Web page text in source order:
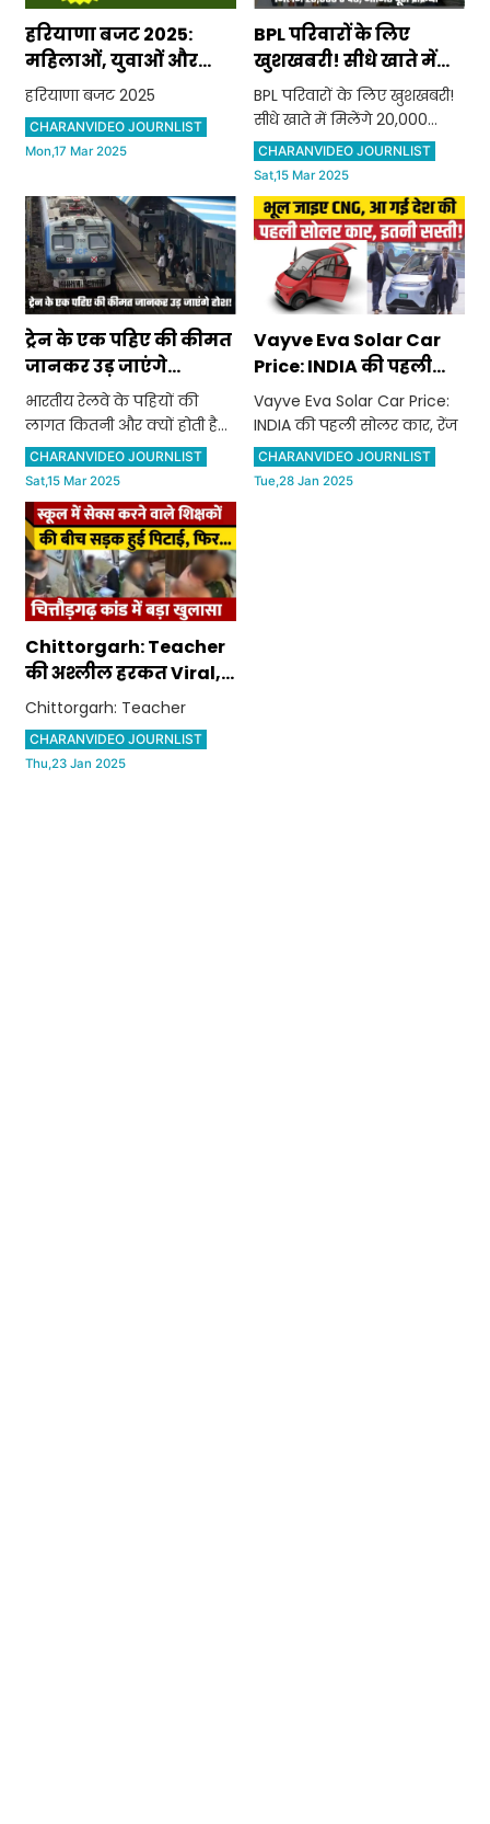
हरियाणा बजट 2025:
महिलाओं, युवाओं और
कर्मचारियों के लिए बड़े
ऐलान
हरियाणा बजट 2025
CHARANVIDEO JOURNLIST
Mon,17 Mar 2025
BPL परिवारों के लिए
खुशखबरी! सीधे खाते में
मिलेंगे 20,000 रुपए,
जानिए पूरी प्रक्रिया
BPL परिवारों के लिए खुशखबरी!
सीधे खाते में मिलेंगे 20,000
रुपए, जानिए पूरी प्रक्रिया
CHARANVIDEO JOURNLIST
Sat,15 Mar 2025
ट्रेन के एक पहिए की कीमत
जानकर उड़ जाएंगे
होश! भारतीय रेलवे के
पहियों की लागत कितनी
और क्यों होती है इतनी
ज्यादा?
भारतीय रेलवे के पहियों की
लागत कितनी और क्यों होती है
इतनी ज्यादा?
CHARANVIDEO JOURNLIST
Sat,15 Mar 2025
Vayve Eva Solar Car
Price: INDIA की पहली
सोलर कार, रेंज 250km;
50 पैसे में 1km | Auto
Expo 2025
Vayve Eva Solar Car Price:
INDIA की पहली सोलर कार, रेंज
CHARANVIDEO JOURNLIST
Tue,28 Jan 2025
Chittorgarh: Teacher
की अश्लील हरकत Viral,
पद से हुए बर्खास्त,
Rajasthan Police ने
किए बड़े खुलासे
Chittorgarh: Teacher
CHARANVIDEO JOURNLIST
Thu,23 Jan 2025